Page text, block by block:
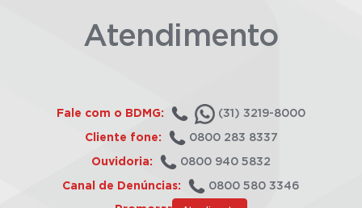
Atendimento
Fale com o BDMG: (31) 3219-8000
Cliente fone: 0800 283 8337
Ouvidoria: 0800 940 5832
Canal de Denúncias: 0800 580 3346